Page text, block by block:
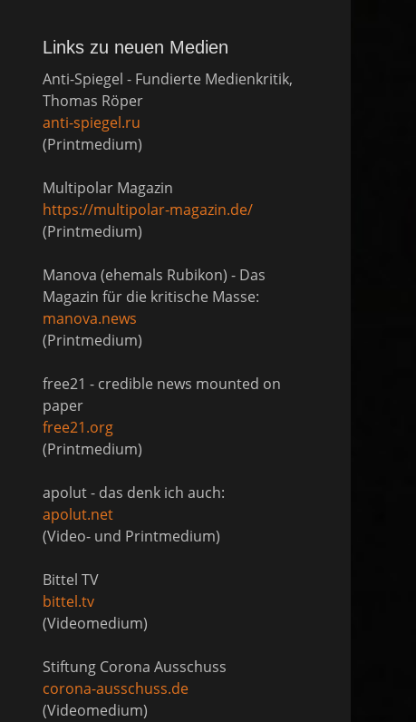
Links zu neuen Medien
Anti-Spiegel - Fundierte Medienkritik,
Thomas Röper
anti-spiegel.ru
(Printmedium)
Multipolar Magazin
https://multipolar-magazin.de/
(Printmedium)
Manova (ehemals Rubikon) - Das
Magazin für die kritische Masse:
manova.news
(Printmedium)
free21 - credible news mounted on
paper
free21.org
(Printmedium)
apolut - das denk ich auch:
apolut.net
(Video- und Printmedium)
Bittel TV
bittel.tv
(Videomedium)
Stiftung Corona Ausschuss
corona-ausschuss.de
(Videomedium)